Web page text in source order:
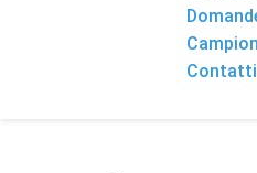
Contatti